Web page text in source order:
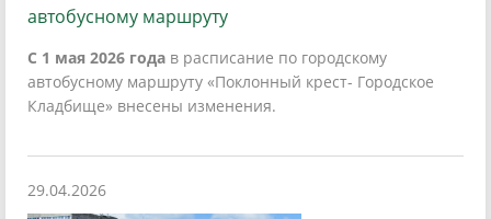
автобусному маршруту
С 1 мая 2026 года в расписание по городскому
автобусному маршруту «Поклонный крест- Городское
Кладбище» внесены изменения.
29.04.2026